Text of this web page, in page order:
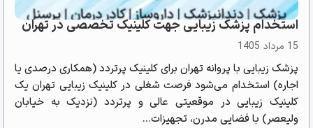
استخدام پزشک زیبایی جهت کلینیک تخصصی در تهران
15 مرداد 1405
پزشک زیبایی با پروانه تهران برای کلینیک پرتردد (همکاری درصدی یا
اجاره) استخدام می‌شود فرصت شغلی در کلینیک زیبایی تهران یک
کلینیک زیبایی در موقعیتی عالی و پرتردد (نزدیک به خیابان
ولیعصر) با فضایی مدرن، تجهیزات...